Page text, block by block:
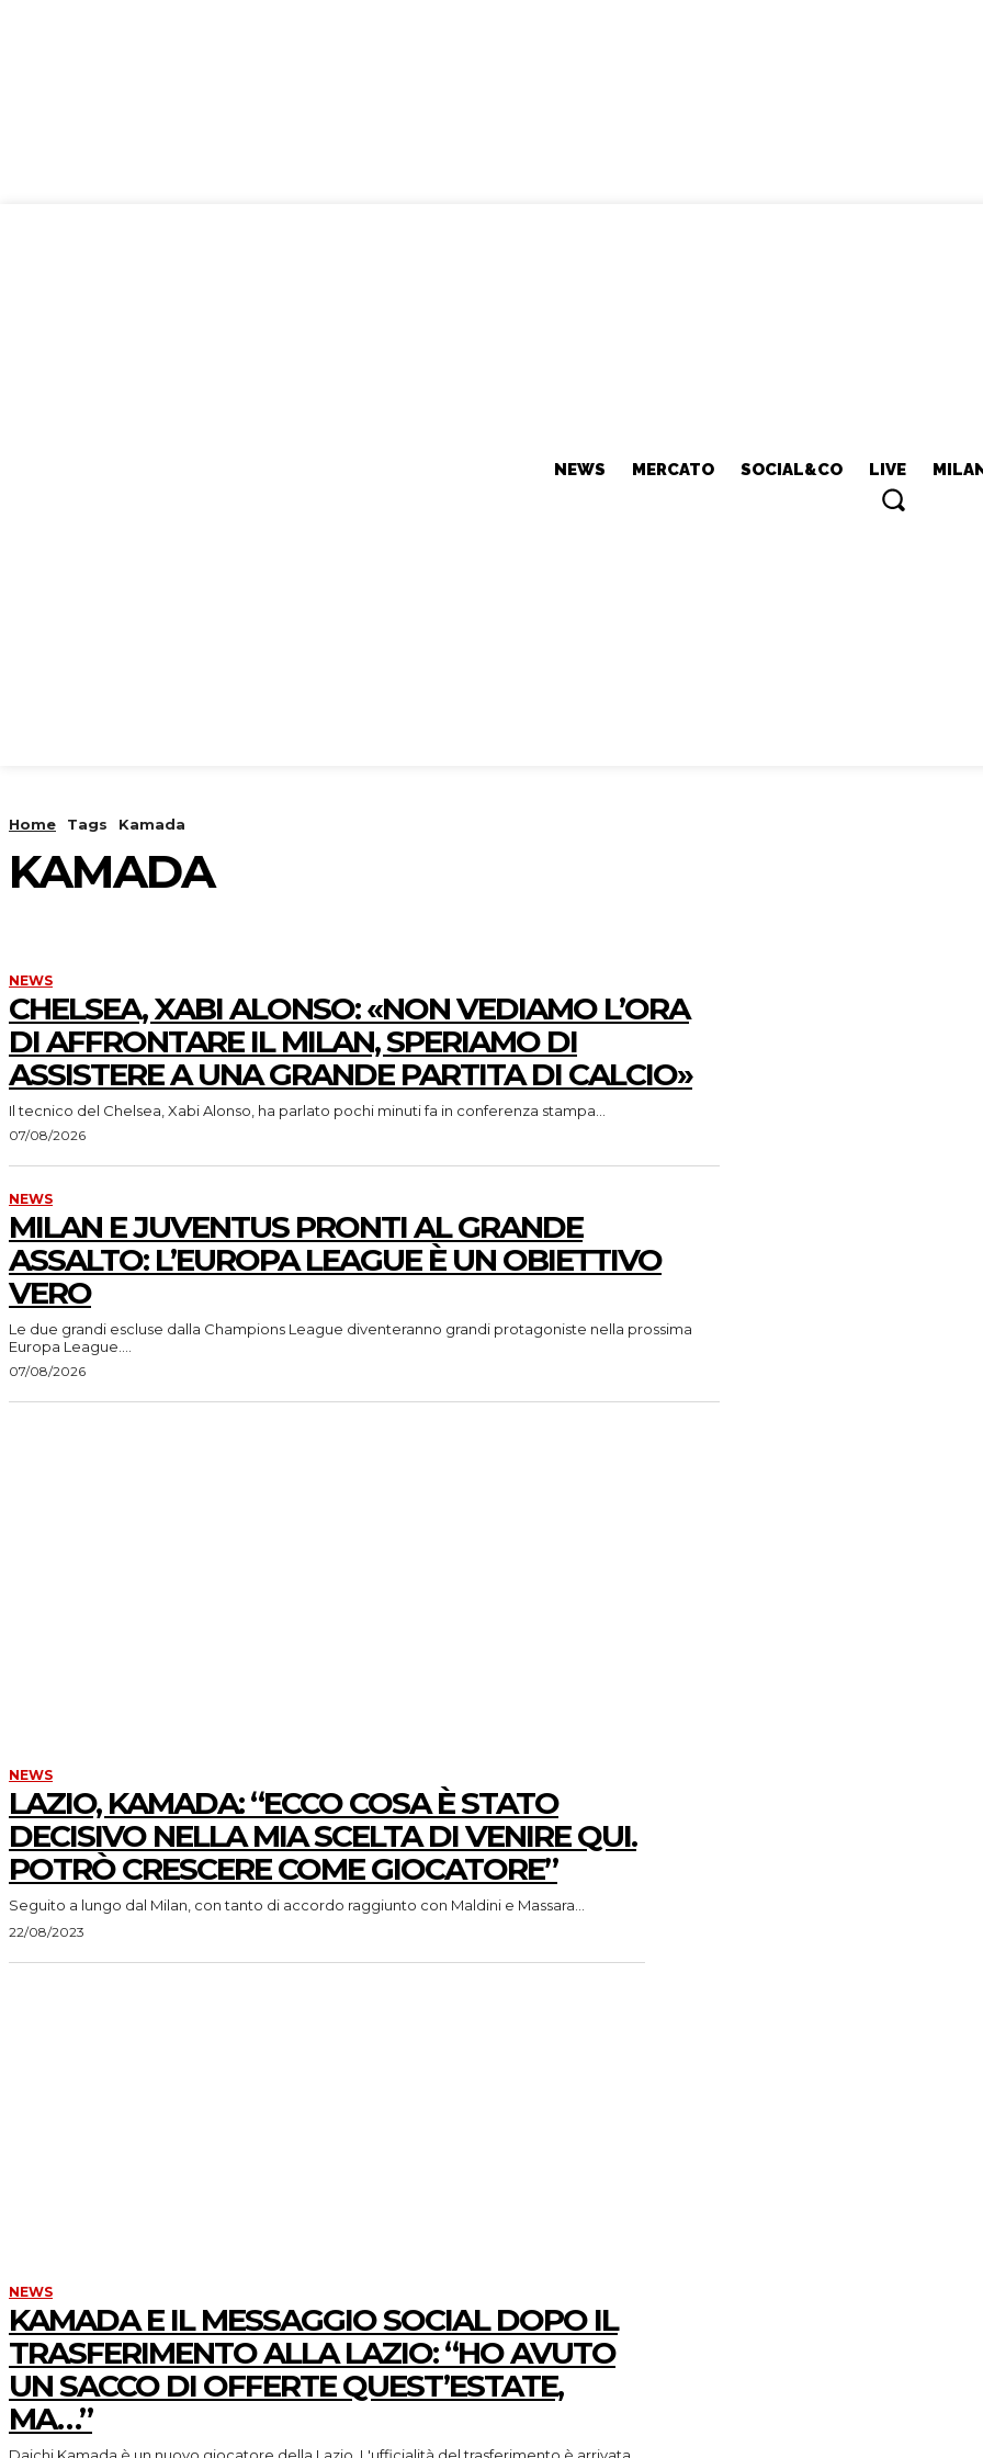
NEWS MERCATO SOCIAL&CO LIVE
Home Tags Kamada
KAMADA
NEWS
CHELSEA, XABI ALONSO: «NON VEDIAMO L’ORA
DI AFFRONTARE IL MILAN, SPERIAMO DI
ASSISTERE A UNA GRANDE PARTITA DI CALCIO»
Il tecnico del Chelsea, Xabi Alonso, ha parlato pochi minuti fa in conferenza stampa...
07/08/2026
NEWS
MILAN E JUVENTUS PRONTI AL GRANDE
ASSALTO: L’EUROPA LEAGUE È UN OBIETTIVO
VERO
Le due grandi escluse dalla Champions League diventeranno grandi protagoniste nella prossima
Europa League....
07/08/2026
NEWS
LAZIO, KAMADA: “ECCO COSA È STATO
DECISIVO NELLA MIA SCELTA DI VENIRE QUI.
POTRÒ CRESCERE COME GIOCATORE”
Seguito a lungo dal Milan, con tanto di accordo raggiunto con Maldini e Massara...
22/08/2023
NEWS
KAMADA E IL MESSAGGIO SOCIAL DOPO IL
TRASFERIMENTO ALLA LAZIO: “HO AVUTO
UN SACCO DI OFFERTE QUEST’ESTATE,
MA…”